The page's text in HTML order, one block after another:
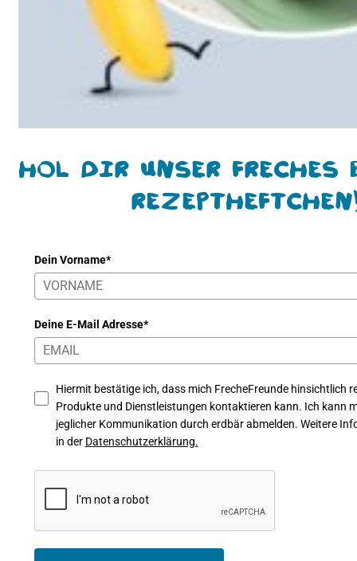
Hol Dir unser freches
Dein Vorname*
Deine E-Mail Adresse*
Hiermit bestätige ich, dass mich FrecheFreunde hinsichtlich
Produkte und Dienstleistungen kontaktieren kann. Ich kann
jeglicher Kommunikation durch erdbär abmelden. Weitere
in der Datenschutzerklärung.